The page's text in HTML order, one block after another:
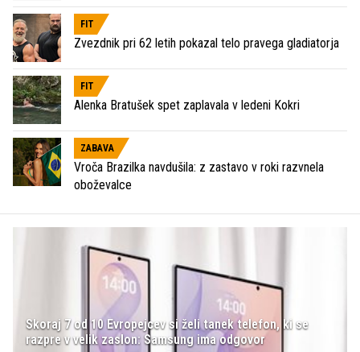
FIT
Zvezdnik pri 62 letih pokazal telo pravega gladiatorja
FIT
Alenka Bratušek spet zaplavala v ledeni Kokri
ZABAVA
Vroča Brazilka navdušila: z zastavo v roki razvnela
oboževalce
Skoraj 7 od 10 Evropejcev si želi tanek telefon, ki se
razpre v velik zaslon: Samsung ima odgovor